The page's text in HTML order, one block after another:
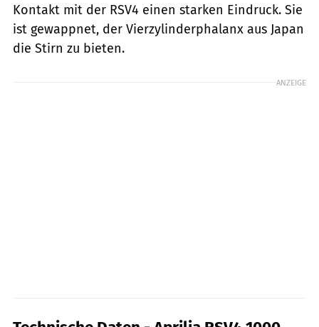
Kontakt mit der RSV4 einen starken Eindruck. Sie
ist gewappnet, der Vierzylinderphalanx aus Japan
die Stirn zu bieten.
ANZEIGE